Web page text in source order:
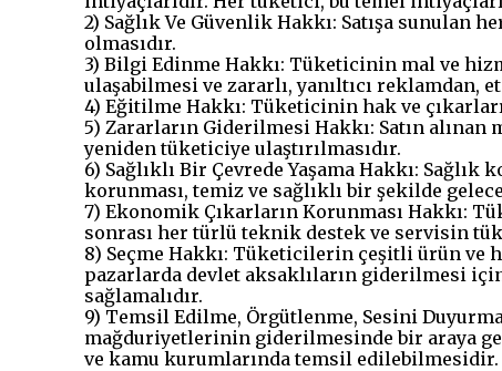
2) Sağlık Ve Güvenlik Hakkı: Satışa sunulan
olmasıdır.
3) Bilgi Edinme Hakkı: Tüketicinin mal ve
ulaşabilmesi ve zararlı, yanıltıcı reklamdan,
4) Eğitilme Hakkı: Tüketicinin hak ve
5) Zararların Giderilmesi Hakkı: Satın
yeniden tüketiciye ulaştırılmasıdır.
6) Sağlıklı Bir Çevrede Yaşama Hakkı:
korunması, temiz ve sağlıklı bir şekilde
7) Ekonomik Çıkarların Korunması Hakkı:
sonrası her türlü teknik destek ve servisin
8) Seçme Hakkı: Tüketicilerin çeşitli ürün ve
pazarlarda devlet aksaklıların giderilmesi
sağlamalıdır.
9) Temsil Edilme, Örgütlenme, Sesini
mağduriyetlerinin giderilmesinde bir araya
ve kamu kurumlarında temsil edilebilmesidir.